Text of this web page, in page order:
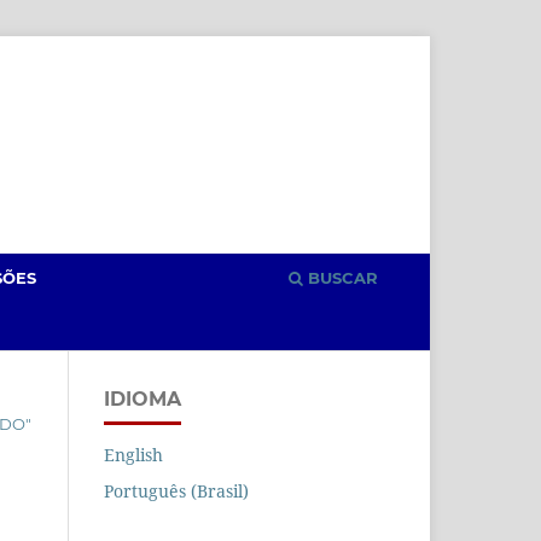
BUSCAR
IDIOMA
English
Português (Brasil)